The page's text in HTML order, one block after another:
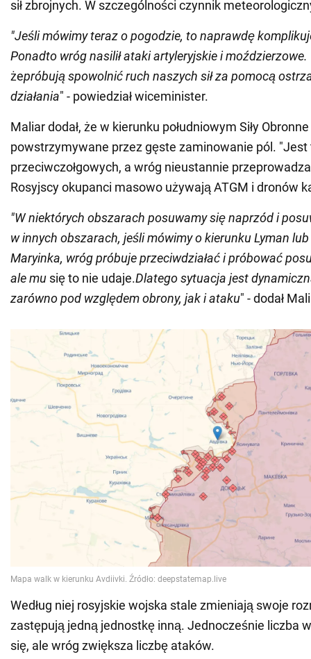
sił zbrojnych. W szczególności czynnik
"Jeśli mówimy teraz o pogodzie, to naprawdę
Ponadto wróg nasilił ataki artyleryjskie i moździerzowe.
żepróbują spowolnić ruch naszych sił za pomocą
działania" - powiedział wiceminister.
Maliar dodał, że w kierunku południowym Siły
powstrzymywane przez gęste zaminowanie pól.
przeciwczołgowych, a wróg nieustannie
Rosyjscy okupanci masowo używają ATGM i dronów
"W niektórych obszarach posuwamy się naprzód i
w innych obszarach, jeśli mówimy o kierunku Lyman
Maryinka, wróg próbuje przeciwdziałać i próbować
ale mu się to nie udaje.Dlatego sytuacja jest
zarówno pod względem obrony, jak i ataku" - dodał
Według niej rosyjskie wojska stale zmieniają swoje
zastępują jedną jednostkę inną. Jednocześnie liczba
się, ale wróg zwiększa liczbę ataków.